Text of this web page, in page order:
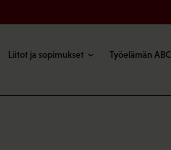
Liitot ja sopimukset Työelämän ABC